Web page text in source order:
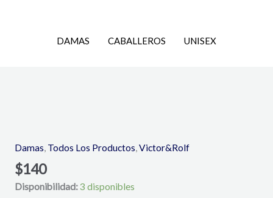
DAMAS CABALLEROS UNISEX
Damas Todos Los Productos Victor&Rolf
$140
Disponibilidad:3 disponibles
de
Parfum
50ML-
Viktor&Rolf